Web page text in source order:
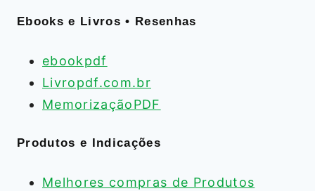
Ebooks e Livros • Resenhas
ebookpdf
Livropdf.com.br
MemorizaçãoPDF
Produtos e Indicações
Melhores compras de Produtos